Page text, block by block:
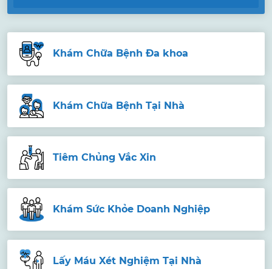
Khám Chữa Bệnh Đa khoa
Khám Chữa Bệnh Tại Nhà
Tiêm Chủng Vắc Xin
Khám Sức Khỏe Doanh Nghiệp
Lấy Máu Xét Nghiệm Tại Nhà